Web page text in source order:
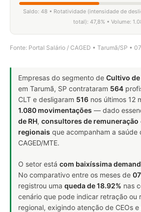
Saldo: 48 • Rotatividade (intensidade de
total): 47,8% • Volume:
Fonte: Portal Salário / CAGED • Tarumã/SP •
Empresas do segmento de Cultivo
em Tarumã, SP contrataram 564
CLT e desligaram 516 nos últimos 12
1.080 movimentações — dado
de RH, consultores de remuneração
regionais que acompanham a saúde
CAGED/MTE.
O setor está com baixíssima
No comparativo entre os meses de
registrou uma queda de 18.92% nas
cenário que pode indicar retração ou
regional, exigindo atenção de CEOs